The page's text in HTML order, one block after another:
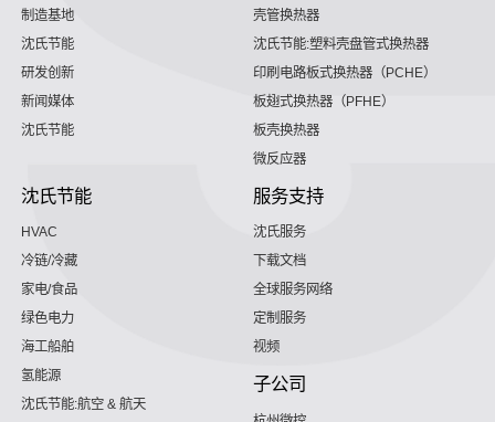
制造基地
沈氏节能
研发创新
新闻媒体
沈氏节能
壳管换热器
沈氏节能:塑料壳盘管式换热器
印刷电路板式换热器（PCHE）
板翅式换热器（PFHE）
板壳换热器
微反应器
沈氏节能
HVAC
冷链/冷藏
家电/食品
绿色电力
海工船舶
氢能源
沈氏节能:航空 & 航天
服务支持
沈氏服务
下载文档
全球服务网络
定制服务
视频
子公司